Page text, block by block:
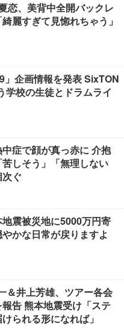
恋、美背中全開バックレ
麗すぎて見惚れちゃう」
」企画情報を発表 SixTON
学校の生徒とドラムライ
症で顔が真っ赤に 介抱
しそう」「無理しない
ぐ
震被災地に5000万円寄
かな日常が戻りますよ
＆井上芳雄、ツアー各会
告 熊本地震受け「ステ
られる形になれば」